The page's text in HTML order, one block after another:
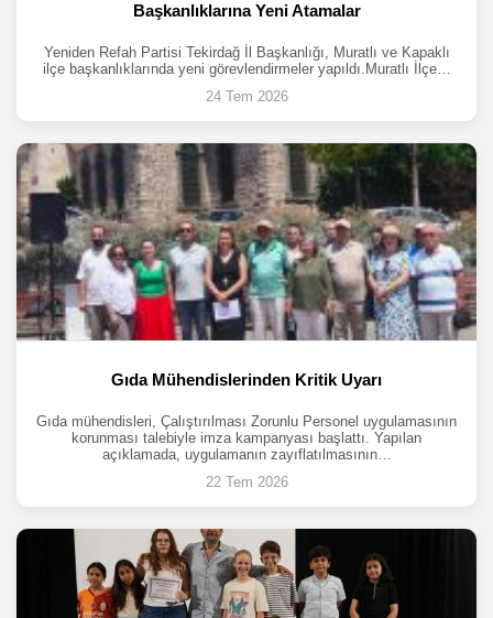
Başkanlıklarına Yeni Atamalar
Yeniden Refah Partisi Tekirdağ İl Başkanlığı, Muratlı ve Kapaklı
ilçe başkanlıklarında yeni görevlendirmeler yapıldı.Muratlı İlçe…
24 Tem 2026
Gıda Mühendislerinden Kritik Uyarı
Gıda mühendisleri, Çalıştırılması Zorunlu Personel uygulamasının
korunması talebiyle imza kampanyası başlattı. Yapılan
açıklamada, uygulamanın zayıflatılmasının…
22 Tem 2026